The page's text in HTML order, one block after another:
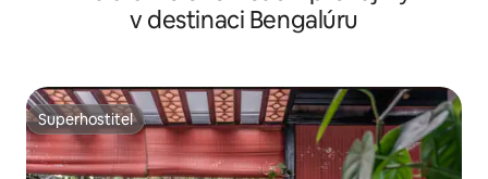
v destinaci Bengalúru
Superhostitel
Superhostitel